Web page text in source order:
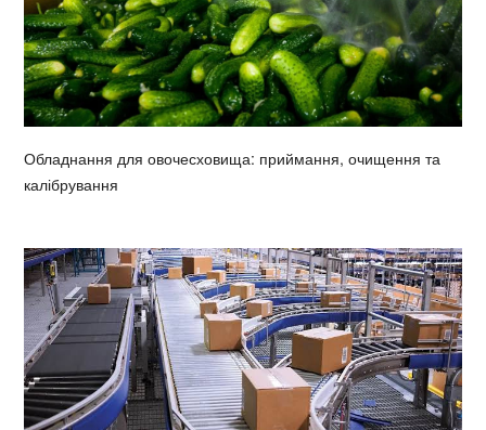
Обладнання для овочесховища: приймання, очищення та
калібрування